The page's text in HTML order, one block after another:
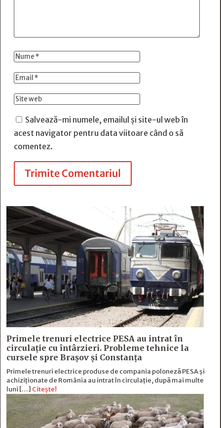
Salvează-mi numele, emailul și site-ul web în
acest navigator pentru data viitoare când o să
comentez.
Trimite Comentariul
Primele trenuri electrice PESA au intrat în
circulație cu întârzieri. Probleme tehnice la
cursele spre Brașov și Constanța
Primele trenuri electrice produse de compania poloneză PESA și
achiziționate de România au intrat în circulație, după mai multe
luni […] Citește!